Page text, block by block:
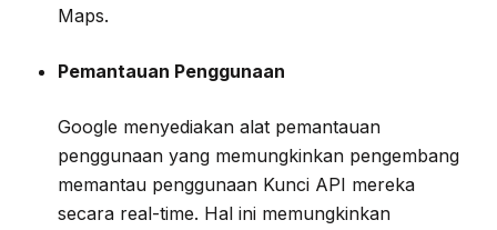
Maps.
Pemantauan Penggunaan
Google menyediakan alat pemantauan
penggunaan yang memungkinkan pengembang
memantau penggunaan Kunci API mereka
secara real-time. Hal ini memungkinkan